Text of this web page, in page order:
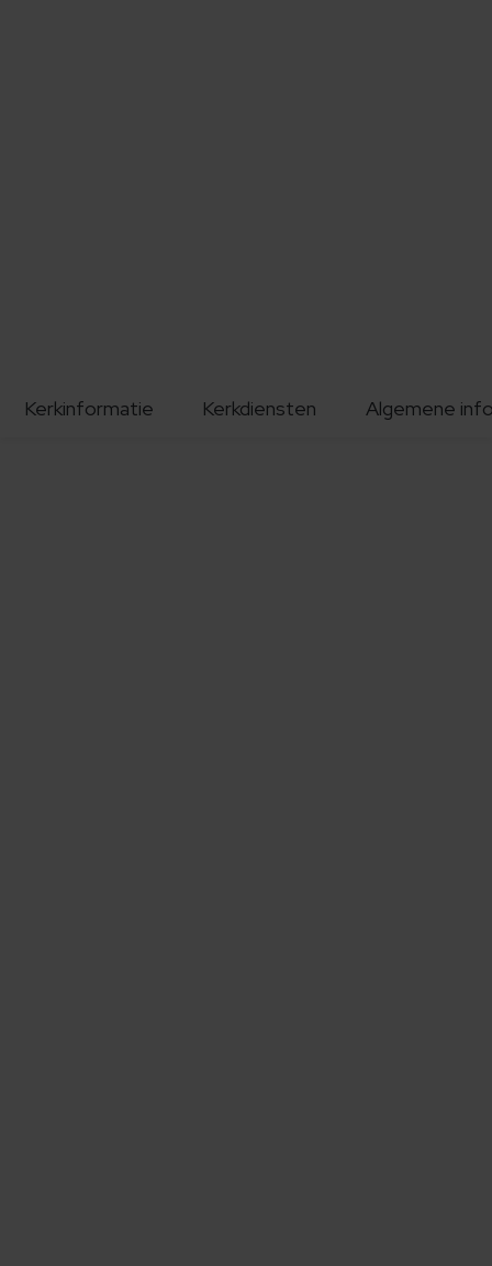
Kerkinformatie Kerkdiensten Algemene